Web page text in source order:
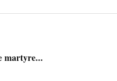
martyre...